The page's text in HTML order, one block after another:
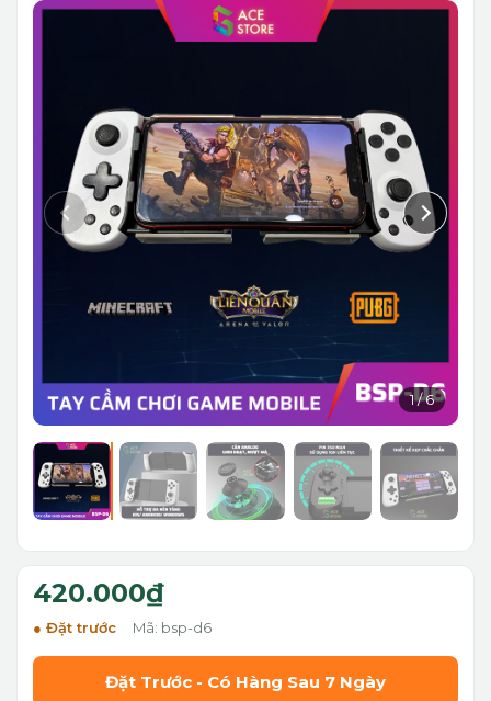
1/6
420.000₫
Đặt trước Mã: bsp-d6
Đặt Trước - Có Hàng Sau 7 Ngày